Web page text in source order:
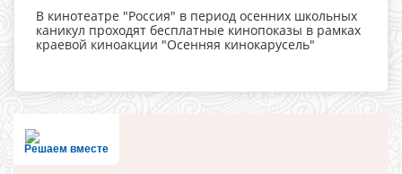
В кинотеатре "Россия" в период осенних школьных
каникул проходят бесплатные кинопоказы в рамках
краевой киноакции "Осенняя кинокарусель"
Решаем вместе